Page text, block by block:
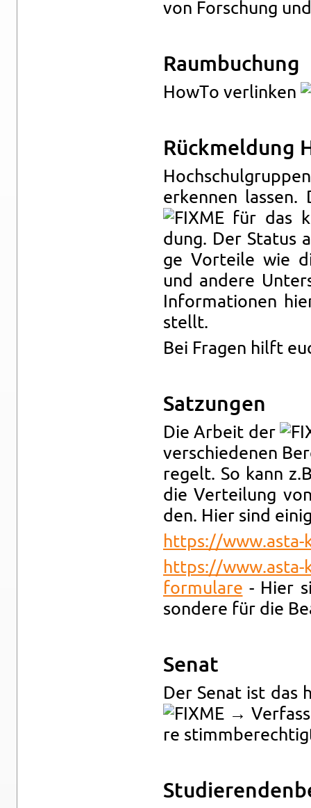
von For­schung
Raum­bu­chung
HowTo ver­lin­ken
Rück­mel­dung
er­ken­nen
für das
dung. Der Sta­tus
ge Vor­tei­le wie
und an­de­re
In­for­ma­tio­nen
stellt.
Bei Fra­gen hilft
Sat­zun­gen
Die Ar­beit der
ver­schie­de­nen
re­gelt. So kann
die Ver­tei­lung
den. Hier sind
https://​
https://​
formulare - Hier
son­de­re für die
Senat
Der Senat ist das
→
re